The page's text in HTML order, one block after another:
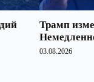
Трамп
03.08.2026